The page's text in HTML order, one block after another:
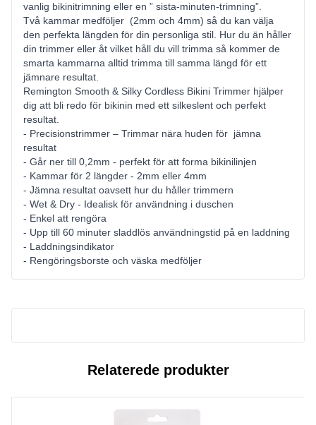
vanlig bikinitrimning eller en ” sista-minuten-trimning”.
Två kammar medföljer (2mm och 4mm) så du kan välja
den perfekta längden för din personliga stil. Hur du än håller
din trimmer eller åt vilket håll du vill trimma så kommer de
smarta kammarna alltid trimma till samma längd för ett
jämnare resultat.
Remington Smooth & Silky Cordless Bikini Trimmer hjälper
dig att bli redo för bikinin med ett silkeslent och perfekt
resultat.
- Precisionstrimmer – Trimmar nära huden för jämna
resultat
- Går ner till 0,2mm - perfekt för att forma bikinilinjen
- Kammar för 2 längder - 2mm eller 4mm
- Jämna resultat oavsett hur du håller trimmern
- Wet & Dry - Idealisk för användning i duschen
- Enkel att rengöra
- Upp till 60 minuter sladdlös användningstid på en laddning
- Laddningsindikator
- Rengöringsborste och väska medföljer
Relaterede produkter